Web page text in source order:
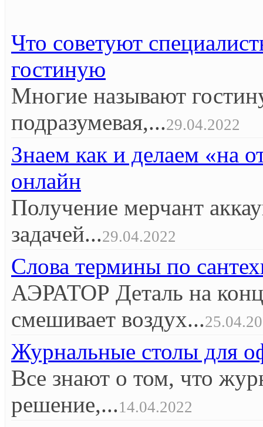
Что советуют
гостиную
Многие называют
подразумевая,...29.04.2022
Знаем как и делаем «на
онлайн
Получение мерчант
задачей...29.04.2022
Слова термины по
АЭРАТОР Деталь на
смешивает воздух...
Журнальные столы для
Все знают о том, что
решение,...14.04.2022